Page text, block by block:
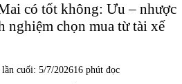
có tốt không: Ưu – nhược
nghiệm chọn mua từ tài xế
lần cuối: 5/7/202616 phút đọc